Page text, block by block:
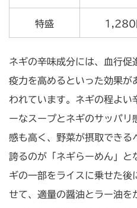
特盛 1,280
ネギの辛味成分には、血行促
疫力を高めるといった効果が
われています。ネギの程よい
ーなスープとネギのサッパリ
感も高く、野菜が摂取できる
誇るのが「ネギらーめん」と
ギの一部をライスに乗せた後
せて、適量の醤油とラー油を